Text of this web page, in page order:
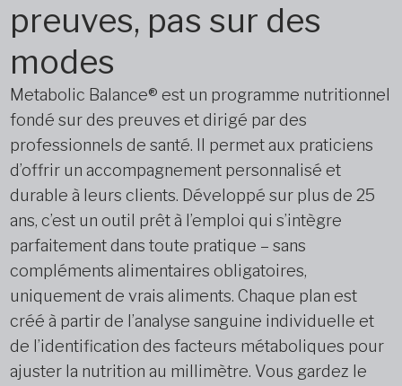
preuves, pas sur des
modes
Metabolic Balance® est un programme nutritionnel
fondé sur des preuves et dirigé par des
professionnels de santé. Il permet aux praticiens
d’offrir un accompagnement personnalisé et
durable à leurs clients. Développé sur plus de 25
ans, c’est un outil prêt à l’emploi qui s’intègre
parfaitement dans toute pratique – sans
compléments alimentaires obligatoires,
uniquement de vrais aliments. Chaque plan est
créé à partir de l’analyse sanguine individuelle et
de l’identification des facteurs métaboliques pour
ajuster la nutrition au millimètre. Vous gardez le